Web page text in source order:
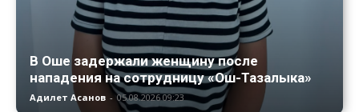
В Оше задержали женщину после
нападения на сотрудницу «Ош-Тазалыка»
Адилет Асанов - 05.08.2026 09:23